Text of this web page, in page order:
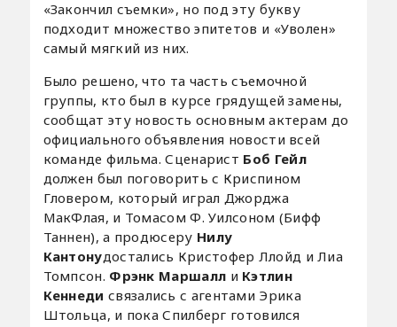
«Закончил съемки», но под эту букву
подходит множество эпитетов и «Уволен»
самый мягкий из них.
Было решено, что та часть съемочной
группы, кто был в курсе грядущей замены,
сообщат эту новость основным актерам до
официального объявления новости всей
команде фильма. Сценарист Боб Гейл
должен был поговорить с Криспином
Гловером, который играл Джорджа
МакФлая, и Томасом Ф. Уилсоном (Бифф
Таннен), а продюсеру Нилу
Кантонудостались Кристофер Ллойд и Лиа
Томпсон. Фрэнк Маршалл и Кэтлин
Кеннеди связались с агентами Эрика
Штольца, и пока Спилберг готовился